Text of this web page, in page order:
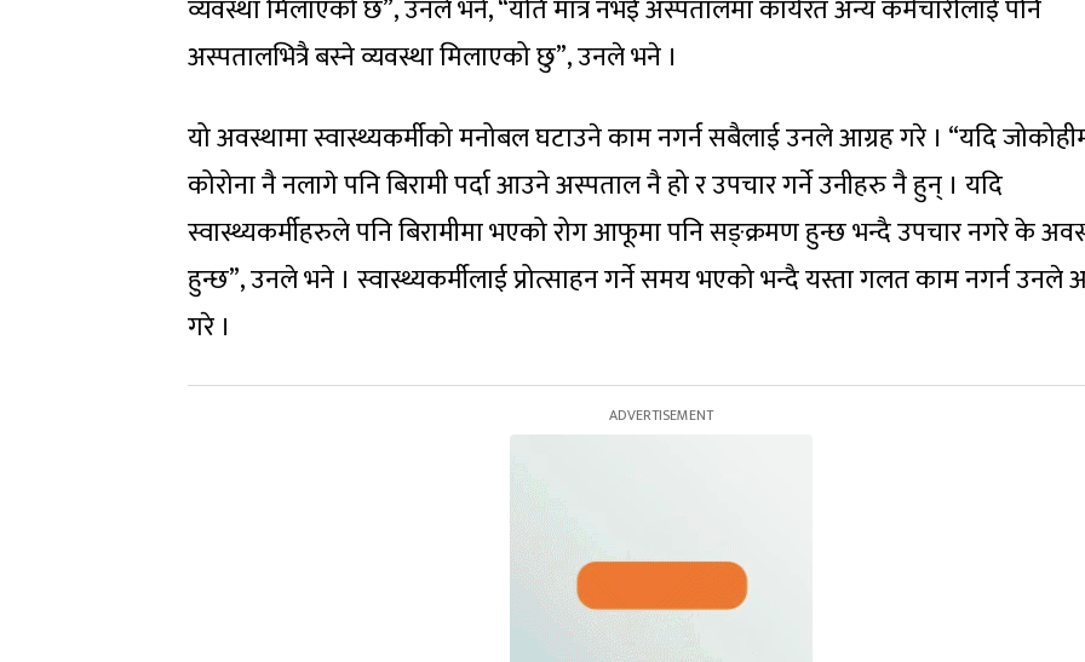
व्यवस्था मिलाएको छ”, उनले भने, “यति मात्र नभई अस्पतालमा कार्यरत अन्य कर्मचारीलाई पनि
अस्पतालभित्रै बस्ने व्यवस्था मिलाएको छु”, उनले भने ।
यो अवस्थामा स्वास्थ्यकर्मीको मनोबल घटाउने काम नगर्न सबैलाई उनले आग्रह गरे । “यदि
कोरोना नै नलागे पनि बिरामी पर्दा आउने अस्पताल नै हो र उपचार गर्ने उनीहरु नै हुन् । यदि
स्वास्थ्यकर्मीहरुले पनि बिरामीमा भएको रोग आफूमा पनि सङ्क्रमण हुन्छ भन्दै उपचार नगरे के
हुन्छ”, उनले भने । स्वास्थ्यकर्मीलाई प्रोत्साहन गर्ने समय भएको भन्दै यस्ता गलत काम नगर्न उनले
गरे ।